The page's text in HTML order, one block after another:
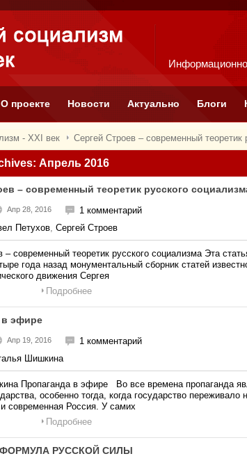
О проекте Новости Актуально Блоги
- XXI век Сергей Строев – современный теоретик
Апрель 2016
– современный теоретик русского
Апр 28, 2016
1 комментарий
Петухов, Сергей Строев
– современный теоретик русского социализма Эта
года назад монументальный сборник статей
движения Сергея
Подробнее
в эфире
Апр 19, 2016
1 комментарий
Шишкина
Пропаганда в эфире Во все времена пропаганда
особенно тогда, когда государство
современная Россия. У самих
Подробнее
ФОРМУЛА РУССКОЙ СИЛЫ